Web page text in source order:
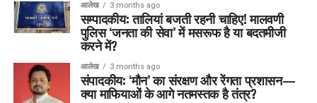
आलेख 3 months ago
सम्पादकीय: तालियां बजती रहनी चाहिए! मालवणी
पुलिस ‘जनता की सेवा’ में मसरूफ है या बदतमीजी
करने में?
आलेख 3 months ago
संपादकीय: ‘मौन’ का संरक्षण और रेंगता प्रशासन—
क्या माफियाओं के आगे नतमस्तक है तंत्र?